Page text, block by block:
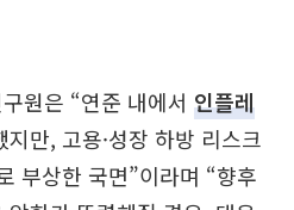
원은 “연준 내에서 인플레
만, 고용·성장 하방 리스크
부상한 국면”이라며 “향후